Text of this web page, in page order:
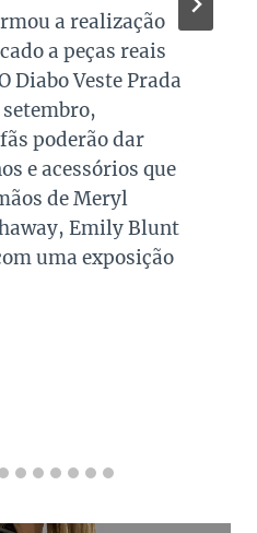
a realização
a peças reais
Diabo Veste Prada
setembro,
poderão dar
e acessórios que
de Meryl
Emily Blunt
uma exposição